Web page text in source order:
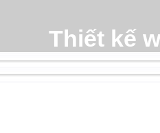
Thiết kế